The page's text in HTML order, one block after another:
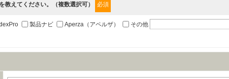
、郵便番号、住所、電話番号、FAX番号、メールアドレス
教えてください。（複数選択可） 必須
製品ナビ Aperza（アペルザ）
その他